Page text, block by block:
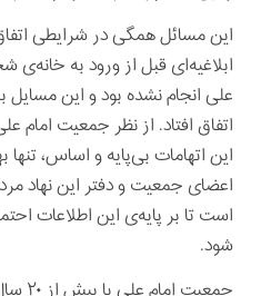
این مسائل همگی در شرایطی
ابلاغیه‌ای قبل از ورود به
علی انجام نشده بود و این مسایل
اتفاق افتاد. از نظر جمعیت امام
این اتهامات بی‌پایه و اساس، تنها
اعضای جمعیت و دفتر این نهاد
است تا بر پایه‌ی این اطلاعات
شود.